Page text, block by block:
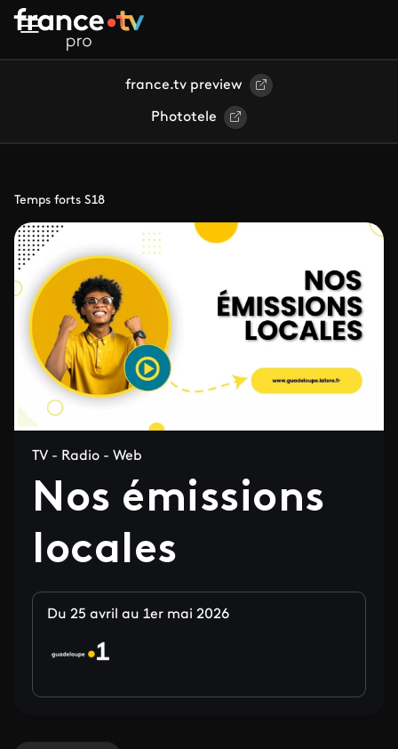
Aller au contenu principal
france.tv preview
Phototele
Temps forts S18
TV - Radio - Web
Nos émissions
locales
Du 25 avril au 1er mai 2026